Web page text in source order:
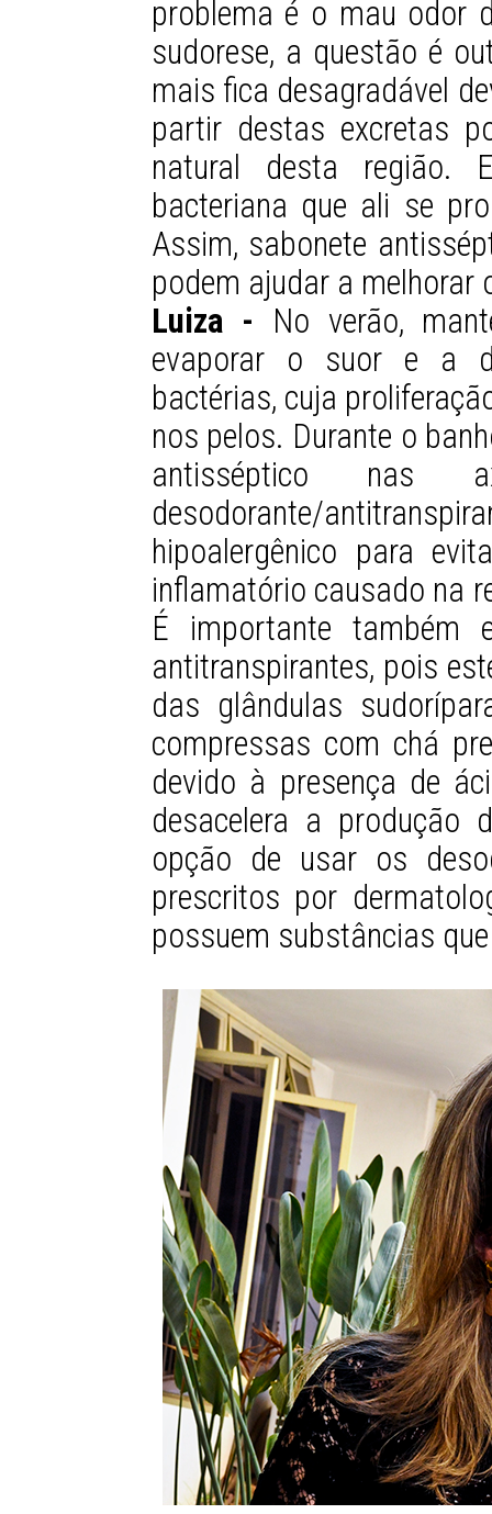
problema é o mau odor
sudorese, a questão é
mais fica desagradável
partir destas excretas
natural desta região.
bacteriana que ali se
Assim, sabonete
podem ajudar a melhorar
Luiza - No verão,
evaporar o suor e a
bactérias, cuja
nos pelos. Durante o
antisséptico nas
desodorante/
hipoalergênico para
inflamatório causado na
É importante também
antitranspirantes, pois
das glândulas
compressas com chá
devido à presença de
desacelera a produção
opção de usar os
prescritos por
possuem substâncias